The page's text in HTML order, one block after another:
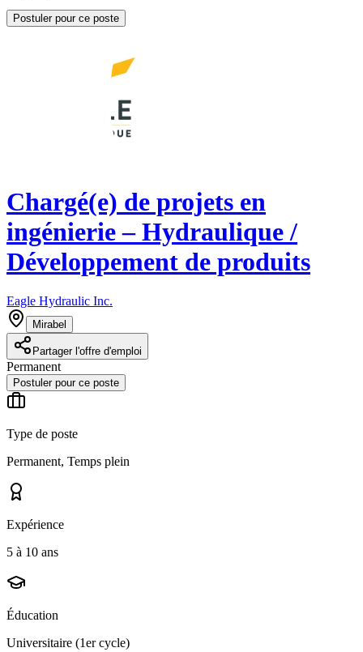
Postuler pour ce poste
Chargé(e) de projets en
ingénierie – Hydraulique /
Développement de produits
Eagle Hydraulic Inc.
Mirabel
Partager l'offre d'emploi
Permanent
Postuler pour ce poste
Type de poste
Permanent, Temps plein
Expérience
5 à 10 ans
Éducation
Universitaire (1er cycle)